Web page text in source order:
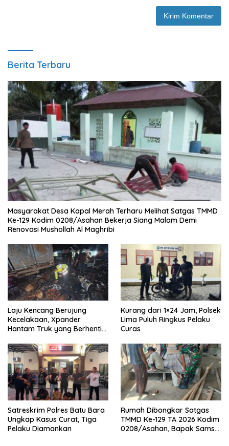
Berita Terbaru
Masyarakat Desa Kapal Merah Terharu Melihat Satgas TMMD
Ke-129 Kodim 0208/Asahan Bekerja Siang Malam Demi
Renovasi Mushollah Al Maghribi
Laju Kencang Berujung
Kecelakaan, Xpander
Hantam Truk yang Berhenti
Kurang dari 1×24 Jam, Polsek
Lima Puluh Ringkus Pelaku
Curas
Satreskrim Polres Batu Bara
Ungkap Kasus Curat, Tiga
Pelaku Diamankan
Rumah Dibongkar Satgas
TMMD Ke-129 TA 2026 Kodim
0208/Asahan, Bapak Samsul